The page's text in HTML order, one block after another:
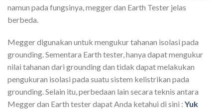
namun pada fungsinya, megger dan Earth Tester jelas
berbeda.
Megger digunakan untuk mengukur tahanan isolasi pada
grounding. Sementara Earth tester, hanya dapat mengukur
nilai tahanan dari grounding dan tidak dapat melakukan
pengukuran isolasi pada suatu sistem kelistrikan pada
grounding. Selain itu, perbedaan lain secara teknis antara
Megger dan Earth tester dapat Anda ketahui di sini : Yuk